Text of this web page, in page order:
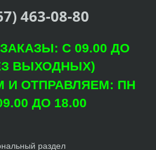
463-08-80
С 09.00 ДО
ВЫХОДНЫХ)
И ОТПРАВЛЯЕМ: ПН
ДО 18.00
раздел